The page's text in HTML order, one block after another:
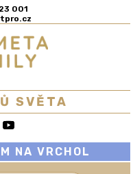
001
SVĚTA
NA VRCHOL